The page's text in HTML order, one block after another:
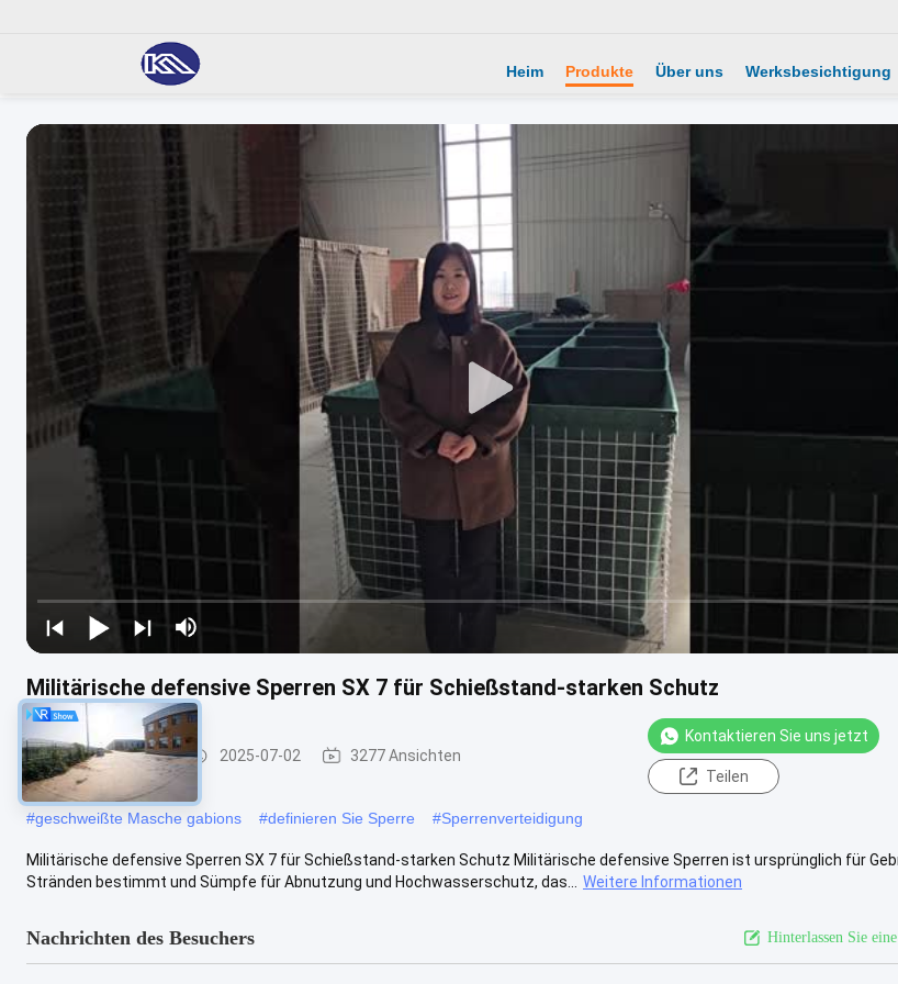
Heim Produkte Über uns Werksbesichtigung
Militärische defensive Sperren SX 7 für Schießstand-starken Schutz
Defensive Sperre 2025-07-02 3277 Ansichten
Kontaktieren Sie uns jetzt
Teilen
#geschweißte Masche gabions #definieren Sie Sperre #Sperrenverteidigung
Militärische defensive Sperren SX 7 für Schießstand-starken Schutz Militärische defensive Sperren ist ursprünglich für
Stränden bestimmt und Sümpfe für Abnutzung und Hochwasserschutz, das...
Weitere Informationen
Nachrichten des Besuchers Hinterlassen Sie